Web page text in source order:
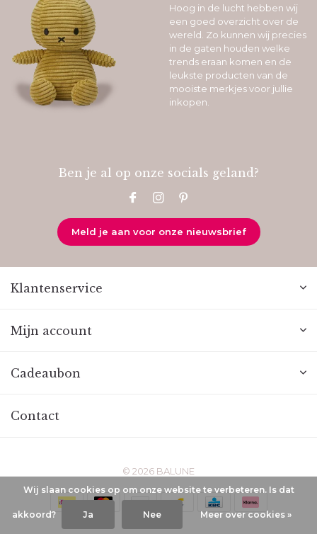
Hoog in de lucht hebben wij
een goed overzicht over de
wereld. Zo kunnen wij precies
in de gaten houden welke
trends eraan komen en de
leukste producten van de
mooiste merkjes voor jullie
inkopen.
Ben je al op onze socials geland?
Meld je aan voor onze nieuwsbrief
Klantenservice
Mijn account
Cadeaubon
Contact
© 2026 BALUNE
Wij slaan cookies op om onze website te verbeteren. Is dat
akkoord? Ja Nee Meer over cookies »